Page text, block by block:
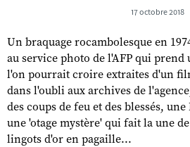
17 octobre 2018
Un braquage rocambolesque en
au service photo de l'AFP qui prend
l'on pourrait croire extraites d'un
dans l'oubli aux archives de
des coups de feu et des blessés,
une 'otage mystère' qui fait la une
lingots d'or en pagaille...